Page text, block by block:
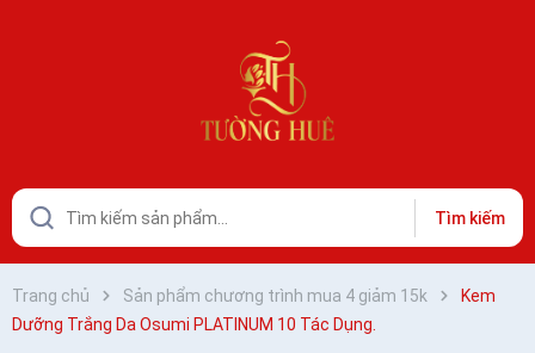
Tìm kiếm
Trang chủ Sản phẩm chương trình mua 4 giảm 15k
Kem
Dưỡng Trắng Da Osumi PLATINUM 10 Tác Dụng.